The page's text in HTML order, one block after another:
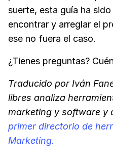
suerte, esta guía ha
encontrar y arreglar el
ese no fuera el caso.
¿Tienes preguntas?
Tra­duci­do por Iván
libres analiza
marketing y software y
primer directorio de
Marketing.